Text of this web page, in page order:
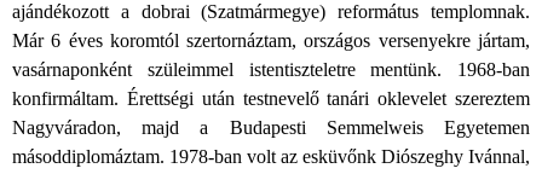
ajándékozott a dobrai (Szatmármegye) református templomnak.
Már 6 éves koromtól szertornáztam, országos versenyekre jártam,
vasárnaponként szüleimmel istentiszteletre mentünk. 1968-ban
konfirmáltam. Érettségi után testnevelő tanári oklevelet szereztem
Nagyváradon, majd a Budapesti Semmelweis Egyetemen
másoddiplomáztam. 1978-ban volt az esküvőnk Diószeghy Ivánnal,